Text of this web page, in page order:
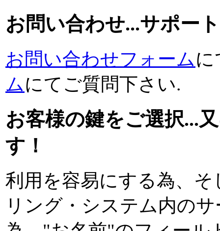
お問い合わせ...サポー
お問い合わせフォームに
ムにてご質問下さい.
お客様の鍵をご選択...
す！
利用を容易にする為、
リング・システム内の